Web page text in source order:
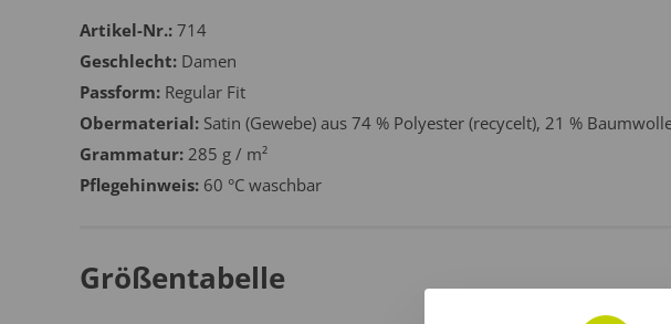
Artikel-Nr.: 714
Geschlecht: Damen
Passform: Regular Fit
Obermaterial: Satin (Gewebe) aus 74 % Polyester (recycelt), 21 %
Grammatur: 285 g / m²
Pflegehinweis: 60 °C waschbar
Größentabelle